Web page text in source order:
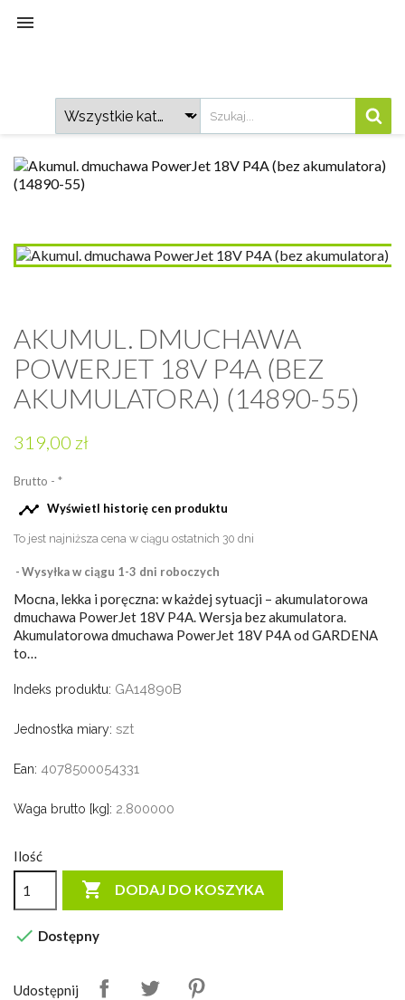

AKUMUL. DMUCHAWA
POWERJET 18V P4A (BEZ
AKUMULATORA) (14890-55)
319,00 zł
Brutto *
 Wyświetl historię cen produktu
To jest najniższa cena w ciągu ostatnich 30 dni
Wysyłka w ciągu 1-3 dni roboczych
Mocna, lekka i poręczna: w każdej sytuacji – akumulatorowa
dmuchawa PowerJet 18V P4A. Wersja bez akumulatora.
Akumulatorowa dmuchawa PowerJet 18V P4A od GARDENA
to…
Indeks produktu: GA14890B
Jednostka miary: szt
Ean: 4078500054331
Waga brutto [kg]: 2.800000
Ilość
 DODAJ DO KOSZYKA
 Dostępny
Udostępnij